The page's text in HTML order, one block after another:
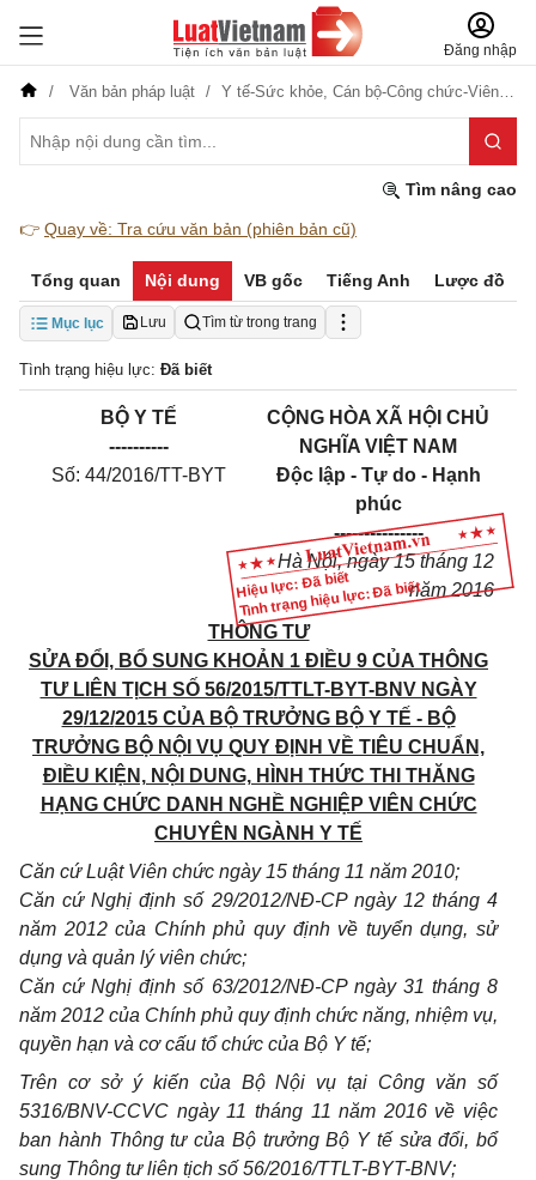
Đăng nhập
Văn bản pháp luật Y tế-Sức khỏe, Cán bộ-Công chức-Viên chức
Tìm nâng cao
👉 Quay về: Tra cứu văn bản (phiên bản cũ)
Tổng quan Nội dung VB gốc Tiếng Anh Lược đồ
Mục lục Lưu Tìm từ trong trang
Tình trạng hiệu lực: Đã biết
Hiệu lực: Đã biết
Tình trạng hiệu lực: Đã biết
BỘ Y TẾ
----------
Số: 44/2016/TT-BYT
CỘNG HÒA XÃ HỘI CHỦ
NGHĨA VIỆT NAM
Độc lập - Tự do - Hạnh
phúc
---------------
Hà Nội, ngày 15 tháng 12
năm 2016
THÔNG TƯ
SỬA ĐỔI, BỔ SUNG KHOẢN 1 ĐIỀU 9 CỦA THÔNG
TƯ LIÊN TỊCH SỐ 56/2015/TTLT-BYT-BNV NGÀY
29/12/2015 CỦA BỘ TRƯỞNG BỘ Y TẾ - BỘ
TRƯỞNG BỘ NỘI VỤ QUY ĐỊNH VỀ TIÊU CHUẨN,
ĐIỀU KIỆN, NỘI DUNG, HÌNH THỨC THI THĂNG
HẠNG CHỨC DANH NGHỀ NGHIỆP VIÊN CHỨC
CHUYÊN NGÀNH Y TẾ
Căn cứ Luật Viên chức ngày 15 tháng 11 năm 2010;
Căn cứ Nghị định số 29/2012/NĐ-CP ngày 12 tháng 4
năm 2012 của Chính phủ quy định về tuyển dụng, sử
dụng và quản lý viên chức;
Căn cứ Nghị định số 63/2012/NĐ-CP ngày 31 tháng 8
năm 2012 của Chính phủ quy định chức năng, nhiệm vụ,
quyền hạn và cơ cấu tổ chức của Bộ Y tế;
Trên cơ sở ý kiến của Bộ Nội vụ tại Công văn số
5316/BNV-CCVC ngày 11 tháng 11 năm 2016 về việc
ban hành Thông tư của Bộ trưởng Bộ Y tế sửa đổi, bổ
sung Thông tư liên tịch số 56/2016/TTLT-BYT-BNV;